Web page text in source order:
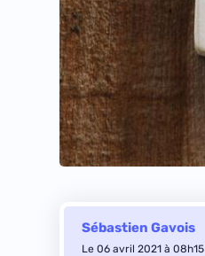
Sébastien Gavois
Le 06 avril 2021 à 08h15